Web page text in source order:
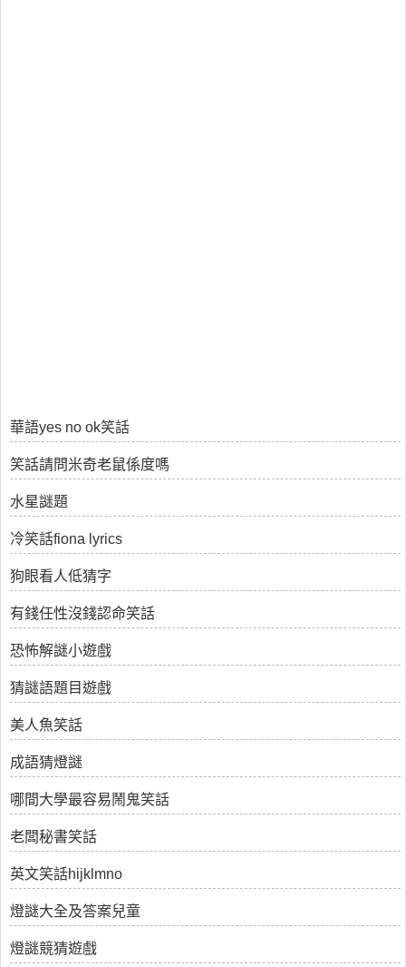
華語yes no ok笑話
笑話請問米奇老鼠係度嗎
水星謎題
冷笑話fiona lyrics
狗眼看人低猜字
有錢任性沒錢認命笑話
恐怖解謎小遊戲
猜謎語題目遊戲
美人魚笑話
成語猜燈謎
哪間大學最容易鬧鬼笑話
老闆秘書笑話
英文笑話hijklmno
燈謎大全及答案兒童
燈謎競猜遊戲